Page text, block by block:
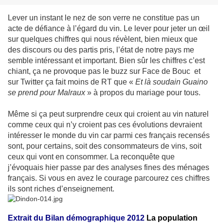
Lever un instant le nez de son verre ne constitue pas un
acte de défiance à l’égard du vin. Le lever pour jeter un œil
sur quelques chiffres qui nous révèlent, bien mieux que
des discours ou des partis pris, l’état de notre pays me
semble intéressant et important. Bien sûr les chiffres c’est
chiant, ça ne provoque pas le buzz sur Face de Bouc et
sur Twitter ça fait moins de RT que « Et là soudain Guaino
se prend pour Malraux» à propos du mariage pour tous.
Même si ça peut surprendre ceux qui croient au vin naturel
comme ceux qui n’y croient pas ces évolutions devraient
intéresser le monde du vin car parmi ces français recensés
sont, pour certains, soit des consommateurs de vins, soit
ceux qui vont en consommer. La reconquête que
j’évoquais hier passe par des analyses fines des ménages
français. Si vous en avez le courage parcourez ces chiffres
ils sont riches d’enseignement.
Extrait du Bilan démographique 2012 La population